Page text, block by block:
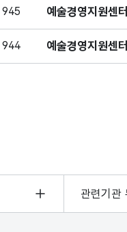
945 예술경영지원센
944 예술경영지원센
관련기관